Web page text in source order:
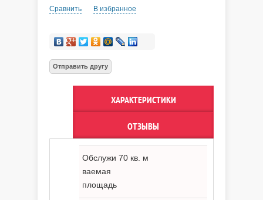
Сравнить В избранное
ХАРАКТЕРИСТИКИ
ОТЗЫВЫ
Обслужи
ваемая
площадь
70 кв. м